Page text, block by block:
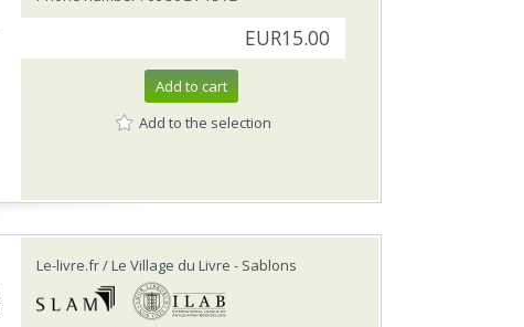
EUR15.00
Add to cart
Add to the selection
Le-livre.fr / Le Village du Livre - Sablons